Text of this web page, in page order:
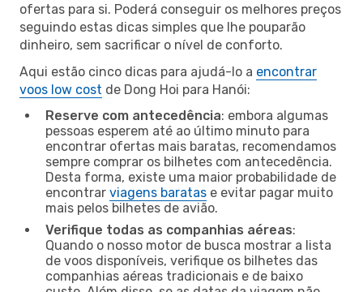
ofertas para si. Poderá conseguir os melhores preços
seguindo estas dicas simples que lhe pouparão
dinheiro, sem sacrificar o nível de conforto.
Aqui estão cinco dicas para ajudá-lo a encontrar
voos low cost de Dong Hoi para Hanói:
Reserve com antecedência: embora algumas
pessoas esperem até ao último minuto para
encontrar ofertas mais baratas, recomendamos
sempre comprar os bilhetes com antecedência.
Desta forma, existe uma maior probabilidade de
encontrar viagens baratas e evitar pagar muito
mais pelos bilhetes de avião.
Verifique todas as companhias aéreas:
Quando o nosso motor de busca mostrar a lista
de voos disponíveis, verifique os bilhetes das
companhias aéreas tradicionais e de baixo